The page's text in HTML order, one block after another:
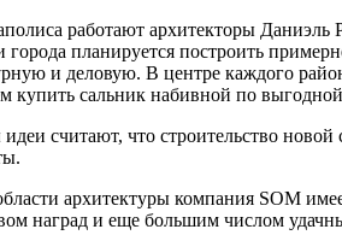
работают архитекторы
планируется построить
и деловую. В центре каждого
купить сальник набивной по
считают, что строительство
архитектуры компания SOM
наград и еще большим числом